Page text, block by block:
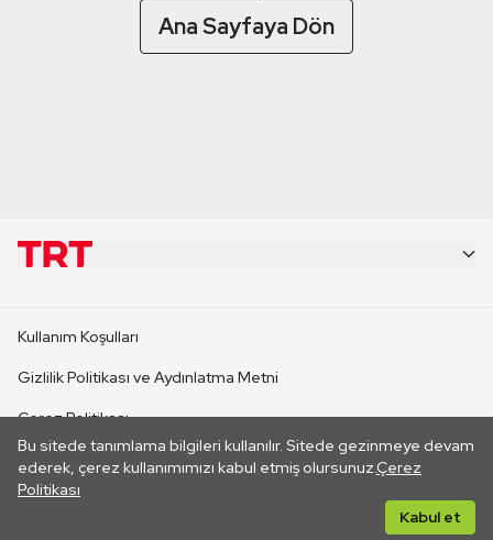
Ana Sayfaya Dön
Bu sitede tanımlama bilgileri kullanılır. Sitede gezinmeye devam
ederek, çerez kullanımımızı kabul etmiş olursunuz.Çerez
Politikası
Kabul et
CANLI YAYINLAR
Kullanım Koşulları
Gizlilik Politikası ve Aydınlatma Metni
Çerez Politikası
İletişim
Her hakkı saklıdır. ©2026 TRT. Bağlantı yoluyla gidilen dış